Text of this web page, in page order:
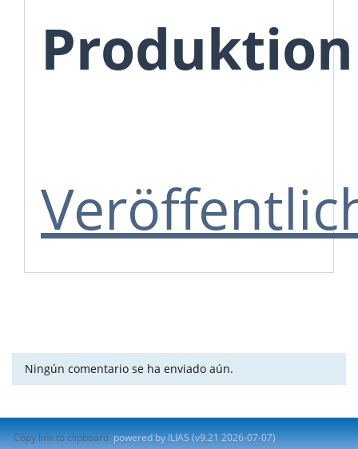
Produktion
Ningún comentario se ha enviado aún.
Copy link to clipboard powered by ILIAS (v9.21 2026-07-07)